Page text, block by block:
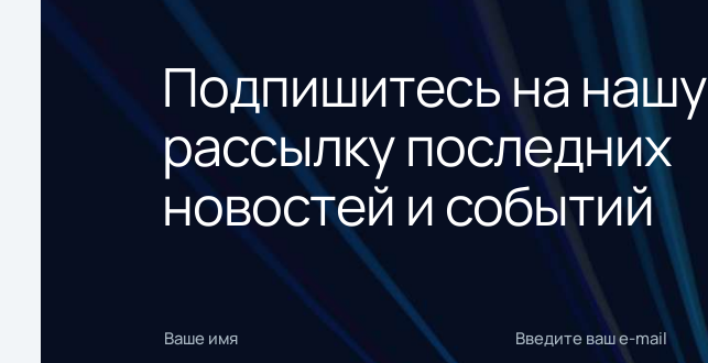
Подпишитесь на нашу
рассылку последних
новостей и событий